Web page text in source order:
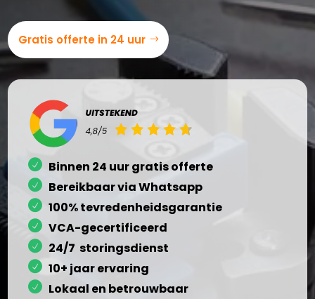
Gratis offerte in 24 uur
Binnen 24 uur gratis offerte
Bereikbaar via Whatsapp
100% tevredenheidsgarantie
VCA-gecertificeerd
24/7 storingsdienst
10+ jaar ervaring
Lokaal en betrouwbaar